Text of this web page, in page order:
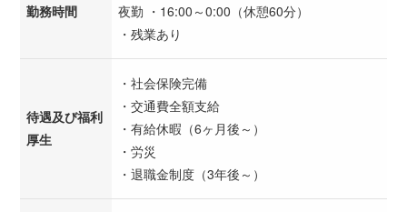
勤務時間
夜勤 ・16:00～0:00（休憩60分）
・残業あり
待遇及び福利
厚生
・社会保険完備
・交通費全額支給
・有給休暇（6ヶ月後～）
・労災
・退職金制度（3年後～）